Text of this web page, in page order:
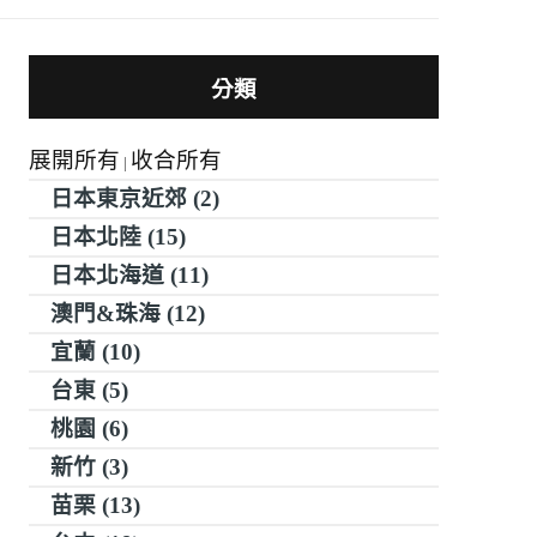
分類
展開所有 | 收合所有
日本東京近郊 (2)
日本北陸 (15)
日本北海道 (11)
澳門&珠海 (12)
宜蘭 (10)
台東 (5)
桃園 (6)
新竹 (3)
苗栗 (13)